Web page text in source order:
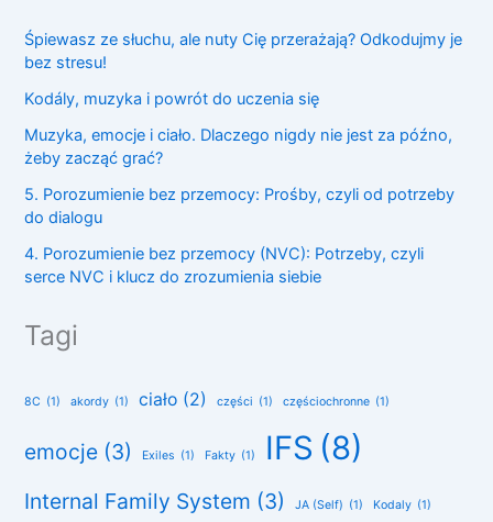
Śpiewasz ze słuchu, ale nuty Cię przerażają? Odkodujmy je
bez stresu!
Kodály, muzyka i powrót do uczenia się
Muzyka, emocje i ciało. Dlaczego nigdy nie jest za późno,
żeby zacząć grać?
5. Porozumienie bez przemocy: Prośby, czyli od potrzeby
do dialogu
4. Porozumienie bez przemocy (NVC): Potrzeby, czyli
serce NVC i klucz do zrozumienia siebie
Tagi
8C (1) akordy (1) ciało (2) części (1) częściochronne (1)
emocje (3) Exiles (1) Fakty (1) IFS (8)
Internal Family System (3) JA (Self) (1) Kodaly (1)